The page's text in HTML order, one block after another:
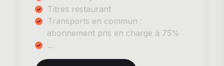
Titres restaurant
Transports en commun :
abonnement pris en charge à 75%
...